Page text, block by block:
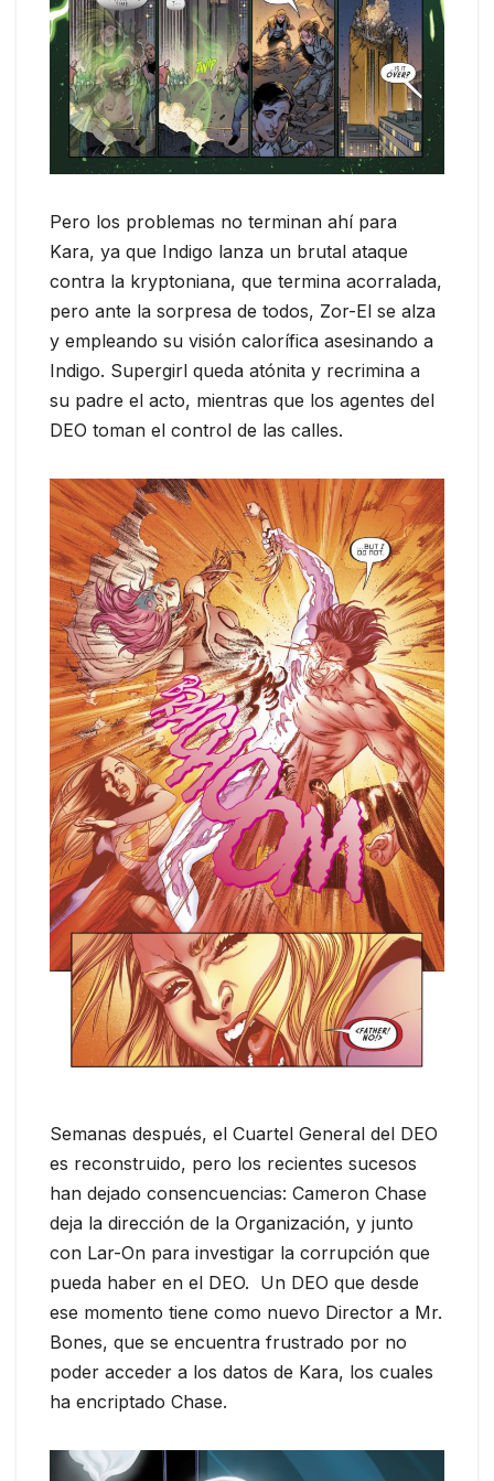
Pero los problemas no terminan ahí para
Kara, ya que Indigo lanza un brutal ataque
contra la kryptoniana, que termina acorralada,
pero ante la sorpresa de todos, Zor-El se alza
y empleando su visión calorífica asesinando a
Indigo. Supergirl queda atónita y recrimina a
su padre el acto, mientras que los agentes del
DEO toman el control de las calles.
Semanas después, el Cuartel General del DEO
es reconstruido, pero los recientes sucesos
han dejado consencuencias: Cameron Chase
deja la dirección de la Organización, y junto
con Lar-On para investigar la corrupción que
pueda haber en el DEO. Un DEO que desde
ese momento tiene como nuevo Director a Mr.
Bones, que se encuentra frustrado por no
poder acceder a los datos de Kara, los cuales
ha encriptado Chase.